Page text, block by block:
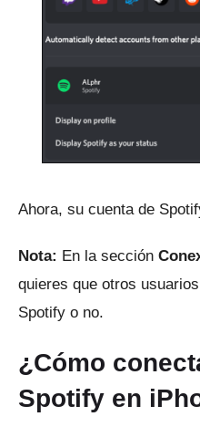
Ahora, su cuenta de
Nota: En la sección
quieres que otros
Spotify o no.
¿Cómo
Spotify en